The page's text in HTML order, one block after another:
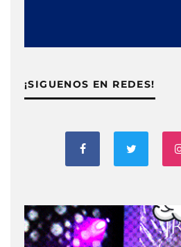
¡SIGUENOS EN REDES!